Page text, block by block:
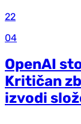
22
04
OpenAI
Kritičan
izvodi